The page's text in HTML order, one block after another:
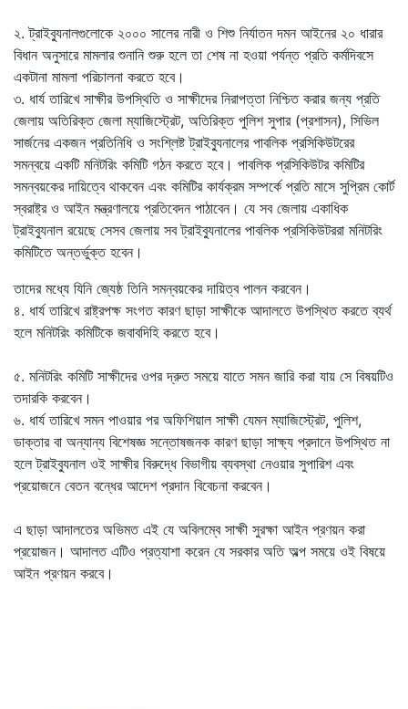
২. ট্রাইব্যুনালগুলোকে ২০০০ সালের নারী ও শিশু নির্যাতন দমন আইনের ২০ ধারার
বিধান অনুসারে মামলার শুনানি শুরু হলে তা শেষ না হওয়া পর্যন্ত প্রতি কর্মদিবসে
একটানা মামলা পরিচালনা করতে হবে।
৩. ধার্য তারিখে সাক্ষীর উপস্থিতি ও সাক্ষীদের নিরাপত্তা নিশ্চিত করার জন্য প্রতি
জেলায় অতিরিক্ত জেলা ম্যাজিস্ট্রেট, অতিরিক্ত পুলিশ সুপার (প্রশাসন), সিভিল
সার্জনের একজন প্রতিনিধি ও সংশ্লিষ্ট ট্রাইব্যুনালের পাবলিক প্রসিকিউটরের
সমন্বয়ে একটি মনিটরিং কমিটি গঠন করতে হবে। পাবলিক প্রসিকিউটর কমিটির
সমন্বয়কের দায়িত্বে থাকবেন এবং কমিটির কার্যক্রম সম্পর্কে প্রতি মাসে সুপ্রিম কোর্ট
স্বরাষ্ট্র ও আইন মন্ত্রণালয়ে প্রতিবেদন পাঠাবেন। যে সব জেলায় একাধিক
ট্রাইব্যুনাল রয়েছে সেসব জেলায় সব ট্রাইব্যুনালের পাবলিক প্রসিকিউটররা মনিটরিং
কমিটিতে অন্তর্ভুক্ত হবেন।
তাদের মধ্যে যিনি জ্যেষ্ঠ তিনি সমন্বয়কের দায়িত্ব পালন করবেন।
৪. ধার্য তারিখে রাষ্ট্রপক্ষ সংগত কারণ ছাড়া সাক্ষীকে আদালতে উপস্থিত করতে ব্যর্থ
হলে মনিটরিং কমিটিকে জবাবদিহি করতে হবে।
৫. মনিটরিং কমিটি সাক্ষীদের ওপর দ্রুত সময়ে যাতে সমন জারি করা যায় সে বিষয়টিও
তদারকি করবেন।
৬. ধার্য তারিখে সমন পাওয়ার পর অফিশিয়াল সাক্ষী যেমন ম্যাজিস্ট্রেট, পুলিশ,
ডাক্তার বা অন্যান্য বিশেষজ্ঞ সন্তোষজনক কারণ ছাড়া সাক্ষ্য প্রদানে উপস্থিত না
হলে ট্রাইব্যুনাল ওই সাক্ষীর বিরুদ্ধে বিভাগীয় ব্যবস্থা নেওয়ার সুপারিশ এবং
প্রয়োজনে বেতন বন্ধের আদেশ প্রদান বিবেচনা করবেন।
এ ছাড়া আদালতের অভিমত এই যে অবিলম্বে সাক্ষী সুরক্ষা আইন প্রণয়ন করা
প্রয়োজন। আদালত এটিও প্রত্যাশা করেন যে সরকার অতি অল্প সময়ে ওই বিষয়ে
আইন প্রণয়ন করবে।